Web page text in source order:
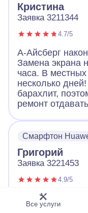
Кристина
Заявка 3211344
4.7/5
А-Айсберг
Замена экрана
часа. В местных
несколько
барахлит,
ремонт
Смарфтон
Григорий
Заявка 3221453
4.9/5
Обращался с
Айсберг.
Все услуги